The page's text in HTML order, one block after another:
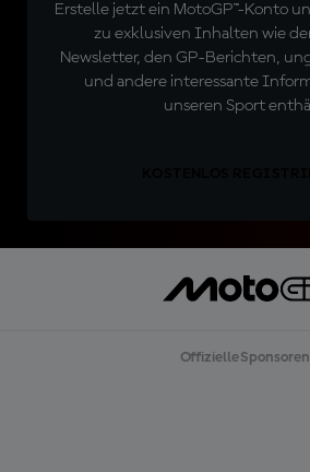
Erstelle jetzt ein MotoGP™-Konto
zu exklusiven Inhalten wie
Newsletter, den GP-Berichten,
und andere interessante
unseren Sport
Offizielle Sponsoren